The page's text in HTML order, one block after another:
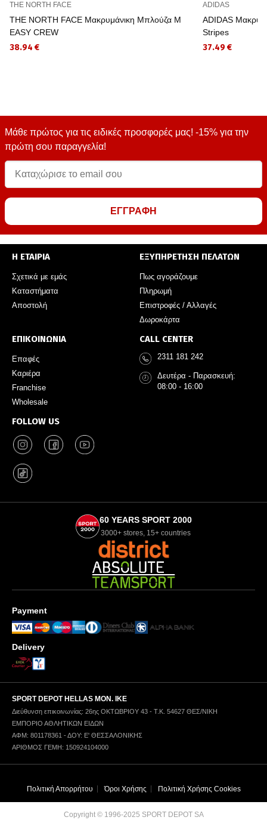
THE NORTH FACE
THE NORTH FACE Μακρυμάνικη Μπλούζα M
EASY CREW
38.94 €
ADIDAS
ADIDAS
Stripes
37.49 €
Μάθε πρώτος για τις ειδικές προσφορές μας! -15% για την
πρώτη σου παραγγελία!
ΕΓΓΡΑΦΗ
Η ΕΤΑΙΡΙΑ
Σχετικά με εμάς
Καταστήματα
Αποστολή
ΕΞΥΠΗΡΕΤΗΣΗ ΠΕΛΑΤΩΝ
Πως αγοράζουμε
Πληρωμή
Επιστροφές / Αλλαγές
Δωροκάρτα
ΕΠΙΚΟΙΝΩΝΙΑ
Επαφές
Καριέρα
Franchise
Wholesale
FOLLOW US
CALL CENTER
2311 181 242
Δευτέρα - Παρασκευή:
08:00 - 16:00
60 YEARS SPORT 2000
3000+ stores, 15+ countries
Payment
Delivery
SPORT DEPOT HELLAS ΜΟΝ. ΙΚΕ
Διεύθυνση επικοινωνίας: 26ης ΟΚΤΩΒΡΙΟΥ 43 - Τ.Κ. 54627 ΘΕΣ/ΝΙΚΗ
ΕΜΠΟΡΙΟ ΑΘΛΗΤΙΚΩΝ ΕΙΔΩΝ
ΑΦΜ: 801178361 - ΔΟΥ: Ε' ΘΕΣΣΑΛΟΝΙΚΗΣ
ΑΡΙΘΜΟΣ ΓΕΜΗ: 150924104000
Πολιτική Απορρήτου Όροι Χρήσης Πολιτική Χρήσης Cookies
Copyright © 1996-2025 SPORT DEPOT SA